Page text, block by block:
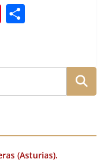
Pi
re
st
p
a
ir
(Asturias).